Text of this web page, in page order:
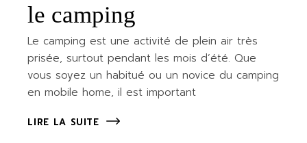
le camping
Le camping est une activité de plein air très
prisée, surtout pendant les mois d’été. Que
vous soyez un habitué ou un novice du camping
en mobile home, il est important
LIRE LA SUITE